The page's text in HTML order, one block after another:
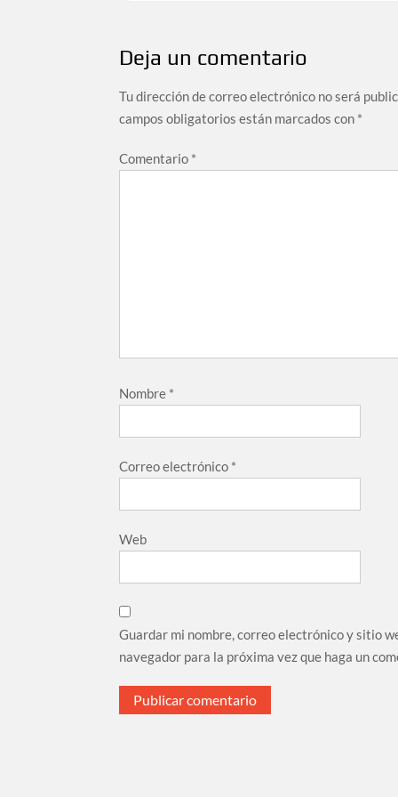
Deja un comentario
Tu dirección de correo electrónico no será
campos obligatorios están marcados con *
Comentario *
Nombre *
Correo electrónico *
Web
Guardar mi nombre, correo electrónico y sitio
navegador para la próxima vez que haga un